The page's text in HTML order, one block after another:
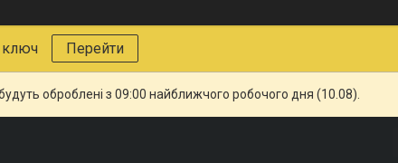
ключ Перейти
оброблені з 09:00 найближчого робочого дня (10.08).